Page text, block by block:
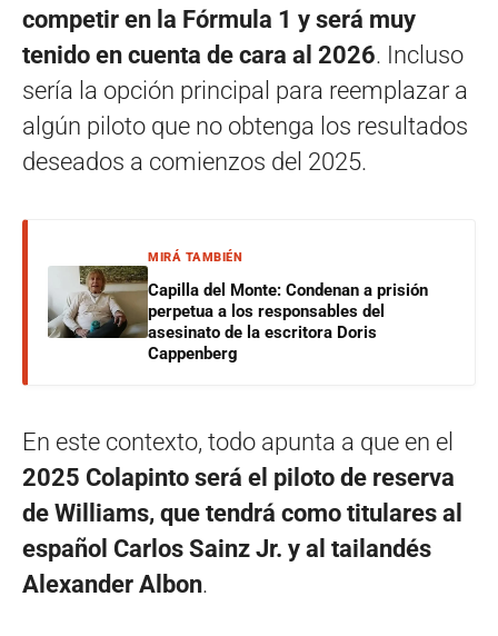
competir en la Fórmula 1 y será muy
tenido en cuenta de cara al 2026. Incluso
sería la opción principal para reemplazar a
algún piloto que no obtenga los resultados
deseados a comienzos del 2025.
MIRÁ TAMBIÉN
Capilla del Monte: Condenan a prisión
perpetua a los responsables del
asesinato de la escritora Doris
Cappenberg
En este contexto, todo apunta a que en el
2025 Colapinto será el piloto de reserva
de Williams, que tendrá como titulares al
español Carlos Sainz Jr. y al tailandés
Alexander Albon.